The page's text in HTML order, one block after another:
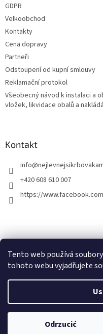
Tento web používá
tohoto webu vyjadřujete
Odrzucić
GDPR
Velkoobchod
Kontakty
Cena dopravy
Partneři
Odstoupení od kupní smlouvy
Reklamační protokol
Všeobecný návod k instalaci a
vložek, likvidace obalů a
Kontakt
info@
+420 608 610 007
https://
Copyright 2026
zastrzeżone.